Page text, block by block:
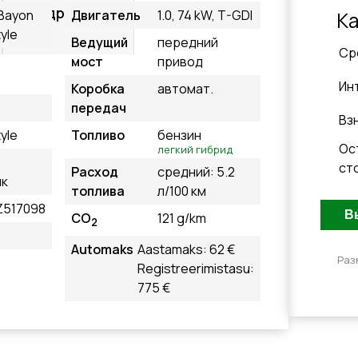
Подробнее
Двигатель
1.0, 74 kW, T-GDI
Ведущий
мост
передний
привод
Коробка
передач
автомат.
Топливо бензин
легкий гибрид
Расход
топлива
средний: 5.2
л/100 км
CO2
121 g/km
Automaks Aastamaks: 62 €
Registreerimistasu:
775 €